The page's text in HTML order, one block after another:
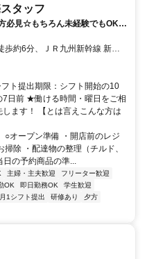
タッフ
必見☆もちろん未経験でもOK！
歩約6分、ＪＲ九州新幹線 新玉
後伊倉徒歩約51分 玉名駅(JR
ト提出期限：シフト開始の10
7日前 ★働ける時間・曜日をご相
ます！ 【とは言えこんな方は
○オープン準備 ・開店前のレジ
除 ・配達物の整理（チルド、
日の予約商品の準...
主婦・主夫歓迎
フリーター歓迎
OK 即日勤務OK
学生歓迎
月1シフト提出 研修あり
夕方